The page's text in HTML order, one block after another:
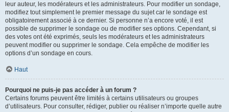
leur auteur, les modérateurs et les administrateurs. Pour modifier un sondage,
modifiez tout simplement le premier message du sujet car le sondage est
obligatoirement associé à ce dernier. Si personne n’a encore voté, il est
possible de supprimer le sondage ou de modifier ses options. Cependant, si
des votes ont été exprimés, seuls les modérateurs et les administrateurs
peuvent modifier ou supprimer le sondage. Cela empêche de modifier les
options d’un sondage en cours.
Haut
Pourquoi ne puis-je pas accéder à un forum ?
Certains forums peuvent être limités à certains utilisateurs ou groupes
d’utilisateurs. Pour consulter, rédiger, publier ou réaliser n’importe quelle autre